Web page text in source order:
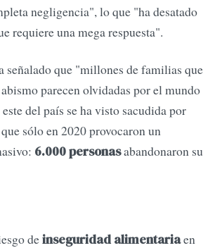
negligencia", lo que "ha desatado
requiere una mega respuesta".
señalado que "millones de familias que
parecen olvidadas por el mundo
del país se ha visto sacudida por
sólo en 2020 provocaron un
6.000 personasabandonaron su
deinseguridad alimentariaen